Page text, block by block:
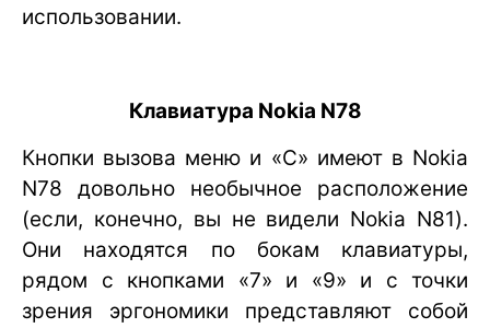
использовании.
Клавиатура Nokia N78
Кнопки вызова меню и «С» имеют в Nokia
N78 довольно необычное расположение
(если, конечно, вы не видели Nokia N81).
Они находятся по бокам клавиатуры,
рядом с кнопками «7» и «9» и с точки
зрения эргономики представляют собой